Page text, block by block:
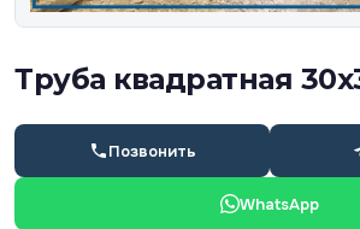
Труба квадратная
Позвонить
WhatsApp